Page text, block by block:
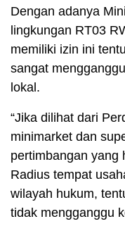
Dengan adanya
lingkungan RT03
memiliki izin ini
sangat
lokal.
“Jika dilihat dari
minimarket dan
pertimbangan yang
Radius tempat
wilayah hukum,
tidak mengganggu